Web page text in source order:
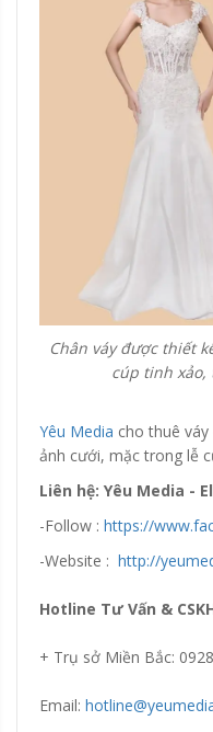
Chân váy được thiết
cúp tinh xảo,
Yêu Media cho thuê
ảnh cưới, mặc trong lễ
Liên hệ: Yêu Media -
-Follow : https://
-Website : http://
Hotline Tư Vấn &
+ Trụ sở Miền Bắc:
Email: